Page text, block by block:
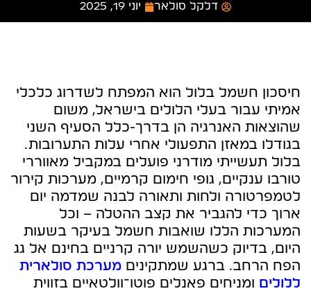
דלקל סולאר יוני 19, 2025
חיסכון חשמל בלול הוא המפתח לשדרוג כלכלי
אמיתי עבור בעלי הלולים בישראל, משום
שהוצאות האנרגיה הן בדרך-כלל הסעיף השני
בגודלו במאזן התפעולי אחרי עלות התערובות.
בלול תעשייתי מודרני פועלים במקביל מאווררי
טורבו ענקיים, גופי חימום קרמיים, מערכות קירור
לטמפרטורה ולחות ותאורה לבנה שמדמה יום
ארוך כדי להגביר את קצב ההטלה – וכל
המערכות הללו שואבות חשמל בעיקר בשעות
היום, בדיוק כשהשמש יורה קרניים בחינם אל גג
הפח הרחב. ברגע שמתקינים מערכת סולארית
ללולים ומניחים פאנלים פוטו־וולטאיים בזווית